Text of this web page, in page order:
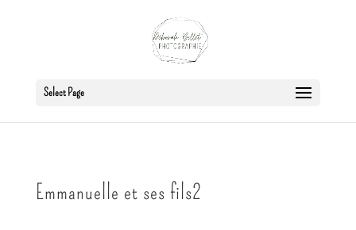
Select Page
Emmanuelle et ses fils2